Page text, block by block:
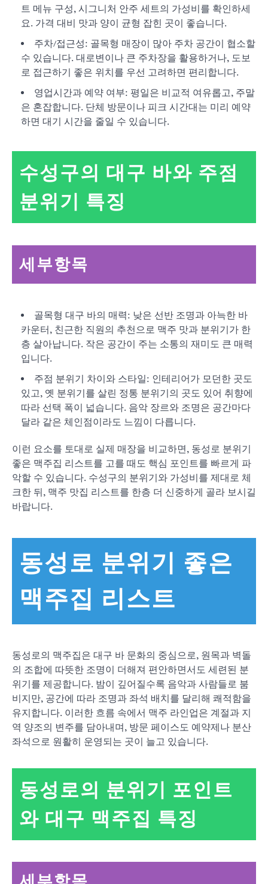
트 메뉴 구성, 시그니처 안주 세트의 가성비를 확인하세
요. 가격 대비 맛과 양이 균형 잡힌 곳이 좋습니다.
주차/접근성: 골목형 매장이 많아 주차 공간이 협소할
수 있습니다. 대로변이나 큰 주차장을 활용하거나, 도보
로 접근하기 좋은 위치를 우선 고려하면 편리합니다.
영업시간과 예약 여부: 평일은 비교적 여유롭고, 주말
은 혼잡합니다. 단체 방문이나 피크 시간대는 미리 예약
하면 대기 시간을 줄일 수 있습니다.
수성구의 대구 바와 주점
분위기 특징
세부항목
골목형 대구 바의 매력: 낮은 선반 조명과 아늑한 바
카운터, 친근한 직원의 추천으로 맥주 맛과 분위기가 한
층 살아납니다. 작은 공간이 주는 소통의 재미도 큰 매력
입니다.
주점 분위기 차이와 스타일: 인테리어가 모던한 곳도
있고, 옛 분위기를 살린 정통 분위기의 곳도 있어 취향에
따라 선택 폭이 넓습니다. 음악 장르와 조명은 공간마다
달라 같은 체인점이라도 느낌이 다릅니다.
이런 요소를 토대로 실제 매장을 비교하면, 동성로 분위기
좋은 맥주집 리스트를 고를 때도 핵심 포인트를 빠르게 파
악할 수 있습니다. 수성구의 분위기와 가성비를 제대로 체
크한 뒤, 맥주 맛집 리스트를 한층 더 신중하게 골라 보시길
바랍니다.
동성로 분위기 좋은
맥주집 리스트
동성로의 맥주집은 대구 바 문화의 중심으로, 원목과 벽돌
의 조합에 따뜻한 조명이 더해져 편안하면서도 세련된 분
위기를 제공합니다. 밤이 깊어질수록 음악과 사람들로 붐
비지만, 공간에 따라 조명과 좌석 배치를 달리해 쾌적함을
유지합니다. 이러한 흐름 속에서 맥주 라인업은 계절과 지
역 양조의 변주를 담아내며, 방문 페이스도 예약제나 분산
좌석으로 원활히 운영되는 곳이 늘고 있습니다.
동성로의 분위기 포인트
와 대구 맥주집 특징